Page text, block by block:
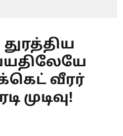
வீரர்
முடிவு!